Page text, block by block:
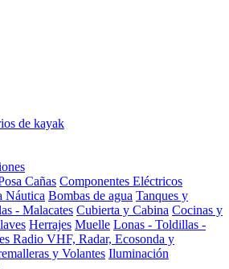
de kayak
Cañas Componentes Eléctricos
Náutica Bombas de agua Tanques y
- Malacates Cubierta y Cabina Cocinas y
Herrajes Muelle Lonas - Toldillas -
Radio VHF, Radar, Ecosonda y
y Volantes Iluminación